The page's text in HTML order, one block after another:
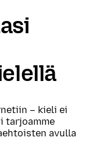
– kieli ei
tarjoamme
avulla